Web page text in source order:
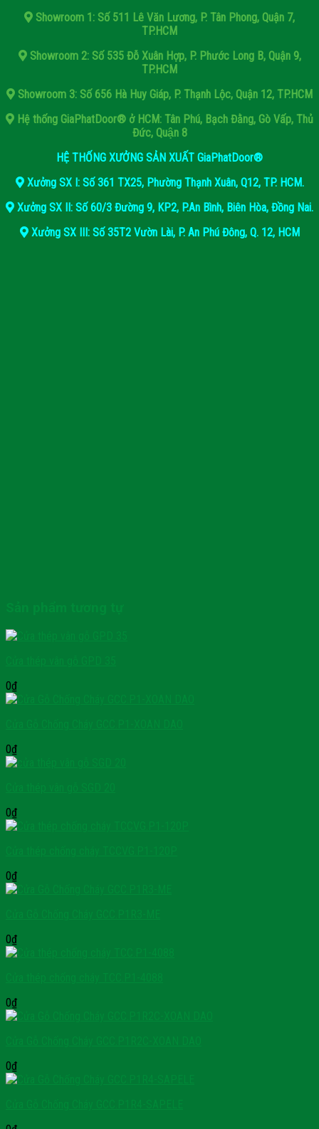
Showroom 1: Số 511 Lê Văn Lương, P. Tân Phong, Quận 7,
TP.HCM
Showroom 2: Số 535 Đỗ Xuân Hợp, P. Phước Long B, Quận 9,
TP.HCM
Showroom 3: Số 656 Hà Huy Giáp, P. Thạnh Lộc, Quận 12, TP.HCM
Hệ thống GiaPhatDoor® ở HCM: Tân Phú, Bạch Đằng, Gò Vấp, Thủ
Đức, Quận 8
HỆ THỐNG XƯỞNG SẢN XUẤT GiaPhatDoor®
Xưởng SX I: Số 361 TX25, Phường Thạnh Xuân, Q12, TP. HCM.
Xưởng SX II: Số 60/3 Đường 9, KP2, P.An Bình, Biên Hòa, Đồng Nai.
Xưởng SX III: Số 35T2 Vườn Lài, P. An Phú Đông, Q. 12, HCM
0₫
0₫
0₫
0₫
0₫
0₫
0₫